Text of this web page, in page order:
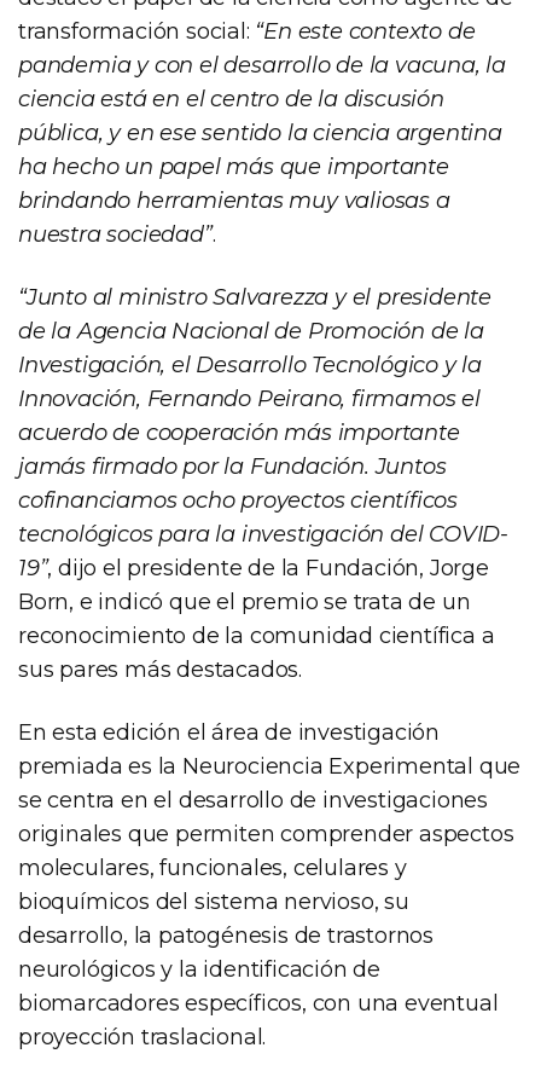
transformación social: “En este contexto de
pandemia y con el desarrollo de la vacuna, la
ciencia está en el centro de la discusión
pública, y en ese sentido la ciencia argentina
ha hecho un papel más que importante
brindando herramientas muy valiosas a
nuestra sociedad”.
“Junto al ministro Salvarezza y el presidente
de la Agencia Nacional de Promoción de la
Investigación, el Desarrollo Tecnológico y la
Innovación, Fernando Peirano, firmamos el
acuerdo de cooperación más importante
jamás firmado por la Fundación. Juntos
cofinanciamos ocho proyectos científicos
tecnológicos para la investigación del COVID-
19”, dijo el presidente de la Fundación, Jorge
Born, e indicó que el premio se trata de un
reconocimiento de la comunidad científica a
sus pares más destacados.
En esta edición el área de investigación
premiada es la Neurociencia Experimental que
se centra en el desarrollo de investigaciones
originales que permiten comprender aspectos
moleculares, funcionales, celulares y
bioquímicos del sistema nervioso, su
desarrollo, la patogénesis de trastornos
neurológicos y la identificación de
biomarcadores específicos, con una eventual
proyección traslacional.